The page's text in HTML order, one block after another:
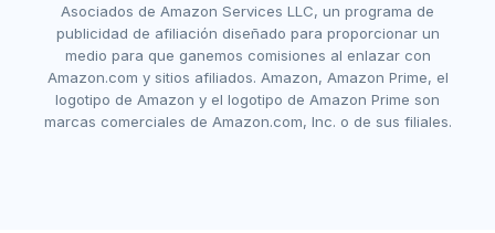
Asociados de Amazon Services LLC, un programa de
publicidad de afiliación diseñado para proporcionar un
medio para que ganemos comisiones al enlazar con
Amazon.com y sitios afiliados. Amazon, Amazon Prime, el
logotipo de Amazon y el logotipo de Amazon Prime son
marcas comerciales de Amazon.com, Inc. o de sus filiales.